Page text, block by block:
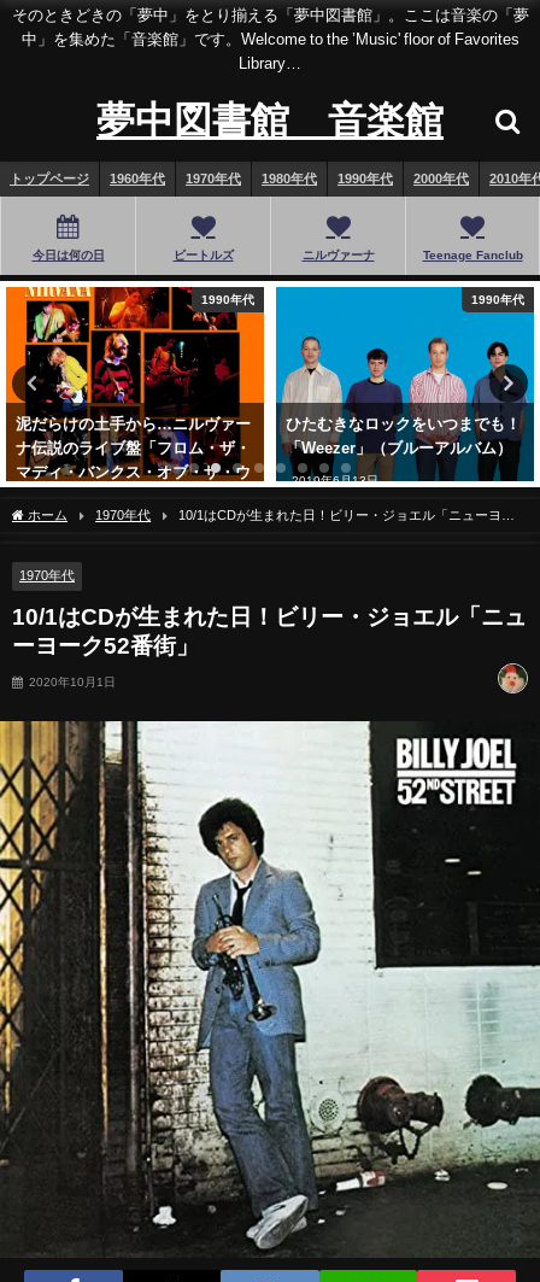
そのときどきの「夢中」をとり揃える「夢中図書館」。ここは音楽の「夢
中」を集めた「音楽館」です。Welcome to the ’Music' floor of Favorites
Library…
夢中図書館 音楽館
トップページ 1960年代 1970年代 1980年代 1990年代 2000年代 2010年
今日は何の日 ビートルズ ニルヴァーナ Teenage Fanclub
1990年代
ひたむきなロックをいつまでも！
「Weezer」（ブルーアルバム）
2019年6月13日
1980年代
ようこそ極彩色のポップワールド
へ…XTC「オレンジズ・アンド・
レモンズ」
ホーム 1970年代
10/1はCDが生まれた日！ビリー・ジョエル「ニューヨー
1970年代
10/1はCDが生まれた日！ビリー・ジョエル「ニュ
ーヨーク52番街」
2020年10月1日